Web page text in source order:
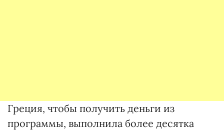
Греция, чтобы получить деньги из
программы, выполнила более десятка